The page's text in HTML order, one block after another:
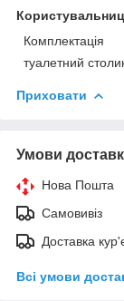
Комплектація
туалетний
Приховати
Умови
Нова Пошта
Самовивіз
Доставка
Всі умови